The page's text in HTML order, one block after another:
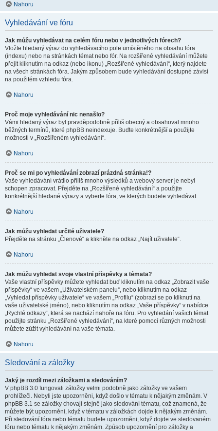
Nahoru
Vyhledávání ve fóru
Jak můžu vyhledávat na celém fóru nebo v jednotlivých fórech?
Vložte hledaný výraz do vyhledávacího pole umístěného na obsahu fóra
(indexu) nebo na stránkách témat nebo fór. Na rozšířené vyhledávání můžete
přejít kliknutím na odkaz (nebo ikonu) „Rozšířené vyhledávání“, který najdete
na všech stránkách fóra. Jakým způsobem bude vyhledávání dostupné závisí
na použitém vzhledu fóra.
Nahoru
Proč moje vyhledávání nic nenašlo?
Vámi hledaný výraz byl pravděpodobně příliš obecný a obsahoval mnoho
běžných termínů, které phpBB neindexuje. Buďte konkrétnější a použijte
možnosti v „Rozšířeném vyhledávání“.
Nahoru
Proč se mi po vyhledávání zobrazí prázdná stránka!?
Vaše vyhledávání vrátilo příliš mnoho výsledků a webový server je nebyl
schopen zpracovat. Přejděte na „Rozšířené vyhledávání“ a použijte
konkrétnější hledané výrazy a vyberte fóra, ve kterých budete vyhledávat.
Nahoru
Jak můžu vyhledat určité uživatele?
Přejděte na stránku „Členové“ a klikněte na odkaz „Najít uživatele“.
Nahoru
Jak můžu vyhledat svoje vlastní příspěvky a témata?
Vaše vlastní příspěvky můžete vyhledat buď kliknutím na odkaz „Zobrazit vaše
příspěvky“ ve vašem „Uživatelském panelu“, nebo kliknutím na odkaz
„Vyhledat příspěvky uživatele“ ve vašem „Profilu“ (zobrazí se po kliknutí na
vaše uživatelské jméno), nebo kliknutím na odkaz „Vaše příspěvky“ v nabídce
„Rychlé odkazy“, která se nachází nahoře na fóru. Pro vyhledání vašich témat
použijte stránku „Rozšířené vyhledávání“, na které pomocí různých možnosti
můžete zúžit vyhledávání na vaše témata.
Nahoru
Sledování a záložky
Jaký je rozdíl mezi záložkami a sledováním?
V phpBB 3.0 fungovali záložky velmi podobně jako záložky ve vašem
prohlížeči. Nebyli jste upozorněni, když došlo v tématu k nějakým změnám. V
phpBB 3.1 se záložky chovají stejně jako sledování tématu, což znamená, že
můžete být upozorněni, když v tématu v záložkách dojde k nějakým změnám.
Při sledování fóra nebo tématu budete upozorněni, když dojde ve sledovaném
fóru nebo tématu k nějakým změnám. Způsob upozornění pro záložky a